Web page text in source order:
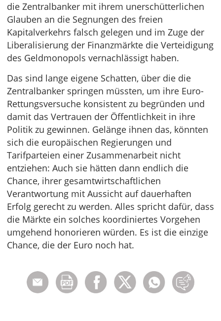
die Zentralbanker mit ihrem unerschütterlichen
Glauben an die Segnungen des freien
Kapitalverkehrs falsch gelegen und im Zuge der
Liberalisierung der Finanzmärkte die Verteidigung
des Geldmonopols vernachlässigt haben.
Das sind lange eigene Schatten, über die die
Zentralbanker springen müssten, um ihre Euro-
Rettungsversuche konsistent zu begründen und
damit das Vertrauen der Öffentlichkeit in ihre
Politik zu gewinnen. Gelänge ihnen das, könnten
sich die europäischen Regierungen und
Tarifparteien einer Zusammenarbeit nicht
entziehen: Auch sie hätten dann endlich die
Chance, ihrer gesamtwirtschaftlichen
Verantwortung mit Aussicht auf dauerhaften
Erfolg gerecht zu werden. Alles spricht dafür, dass
die Märkte ein solches koordiniertes Vorgehen
umgehend honorieren würden. Es ist die einzige
Chance, die der Euro noch hat.